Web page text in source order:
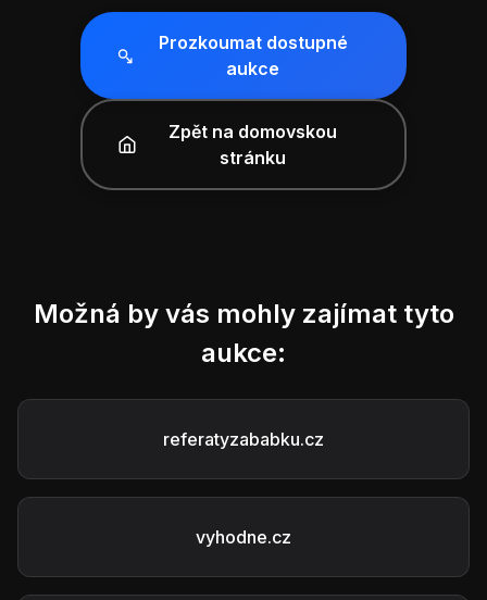
Prozkoumat dostupné
aukce
Zpět na domovskou
stránku
Možná by vás mohly zajímat tyto
aukce:
referatyzababku.cz
vyhodne.cz